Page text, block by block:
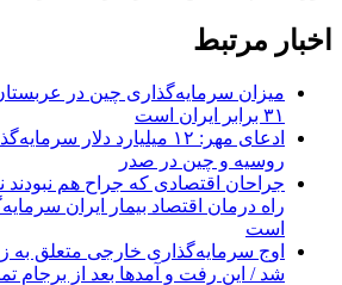
اخبار مرتبط
۳۱ برابر ایران است
روسیه و چین در صدر
جراحان اقتصادی که جراح هم نبودند
راه درمان اقتصاد بیمار ایران
است
اوج سرمایه‌گذاری خارجی متعلق به
شد / این رفت و آمد‌ها بعد از برجام